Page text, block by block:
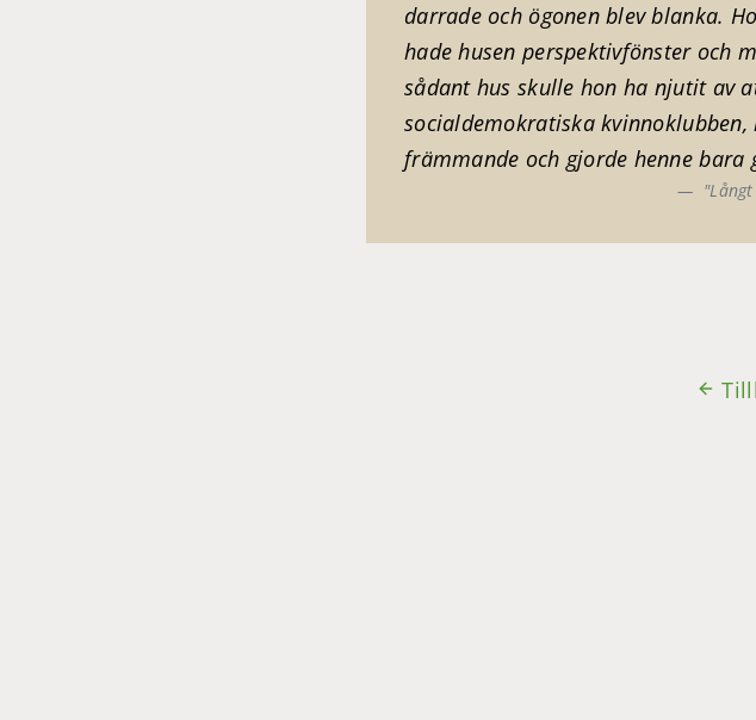
darrade och ögonen blev blanka.
hade husen perspektivfönster och
sådant hus skulle hon ha njutit av
socialdemokratiska
främmande och gjorde henne bara